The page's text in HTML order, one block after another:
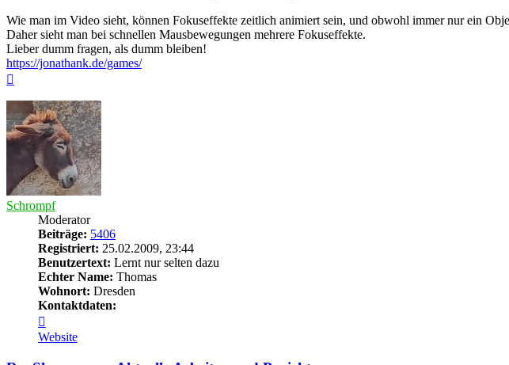
Wie man im Video sieht, können Fokuseffekte zeitlich animiert sein, und obwohl immer nur ein
Daher sieht man bei schnellen Mausbewegungen mehrere Fokuseffekte.
Lieber dumm fragen, als dumm bleiben!
https://jonathank.de/games/
Schrompf
Moderator
Beiträge: 5406
Registriert: 25.02.2009, 23:44
Benutzertext: Lernt nur selten dazu
Echter Name: Thomas
Wohnort: Dresden
Kontaktdaten:
von
Schrompf
Website